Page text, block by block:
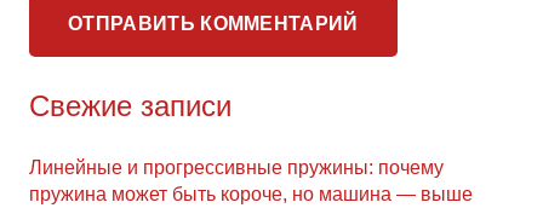
ОТПРАВИТЬ КОММЕНТАРИЙ
Свежие записи
Линейные и прогрессивные пружины: почему
пружина может быть короче, но машина — выше